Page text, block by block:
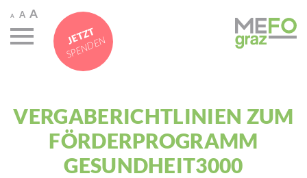
A A A
VERGA­BE­RICHT­LI­NIEN ZUM
FÖRDER­PRO­GRAMM
GESUND­HEIT3000
JETZT
SPENDEN